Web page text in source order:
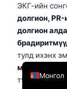
ЭКГ-ийн
долгион, PR-
долгион
тулд ихэнх
ммоль/л
түвшинМонгол
English
Deutsch
Français